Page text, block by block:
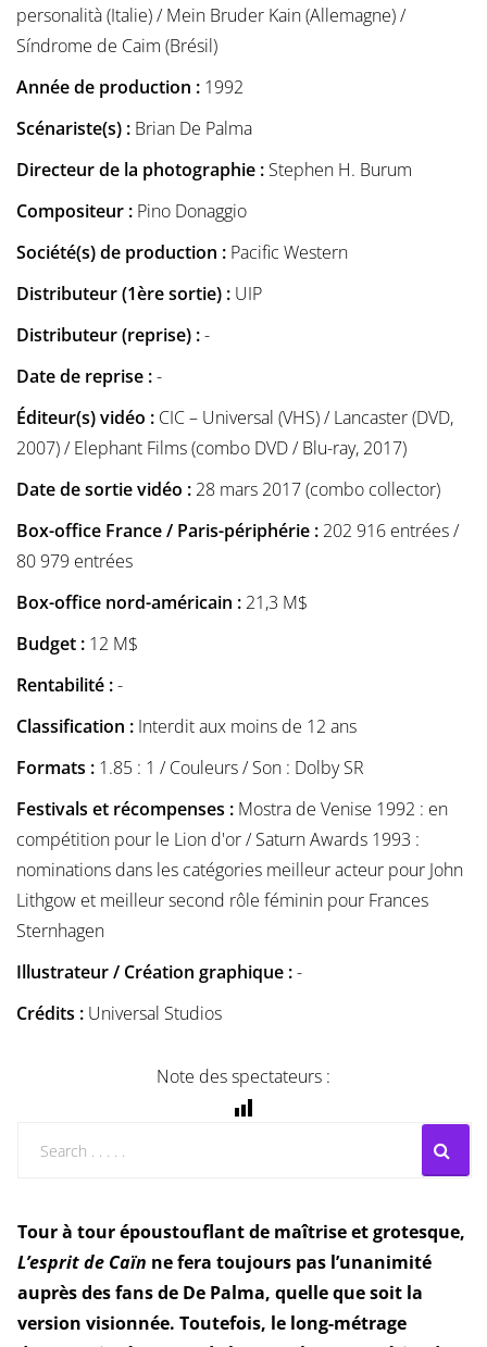
personalità (Italie) / Mein Bruder Kain (Allemagne) /
Síndrome de Caim (Brésil)
Année de production : 1992
Scénariste(s) : Brian De Palma
Directeur de la photographie : Stephen H. Burum
Compositeur : Pino Donaggio
Société(s) de production : Pacific Western
Distributeur (1ère sortie) : UIP
Distributeur (reprise) :-
Date de reprise :-
Éditeur(s) vidéo : CIC – Universal (VHS) / Lancaster (DVD,
2007) / Elephant Films (combo DVD / Blu-ray, 2017)
Date de sortie vidéo : 28 mars 2017 (combo collector)
Box-office France / Paris-périphérie : 202 916 entrées /
80 979 entrées
Box-office nord-américain : 21,3 M$
Budget : 12 M$
Rentabilité :-
Classification : Interdit aux moins de 12 ans
Formats : 1.85 : 1 / Couleurs / Son : Dolby SR
Festivals et récompenses : Mostra de Venise 1992 : en
compétition pour le Lion d'or / Saturn Awards 1993 :
nominations dans les catégories meilleur acteur pour John
Lithgow et meilleur second rôle féminin pour Frances
Sternhagen
Illustrateur / Création graphique :-
Crédits : Universal Studios
Note des spectateurs :
Tour à tour époustouflant de maîtrise et grotesque,
L’esprit de Caïn ne fera toujours pas l’unanimité
auprès des fans de De Palma, quelle que soit la
version visionnée. Toutefois, le long-métrage